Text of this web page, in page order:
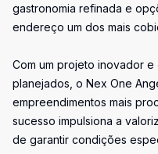
gastronomia refinada e
endereço um dos mais
Com um projeto inovador
planejados, o Nex One
empreendimentos mais
sucesso impulsiona a
de garantir condições